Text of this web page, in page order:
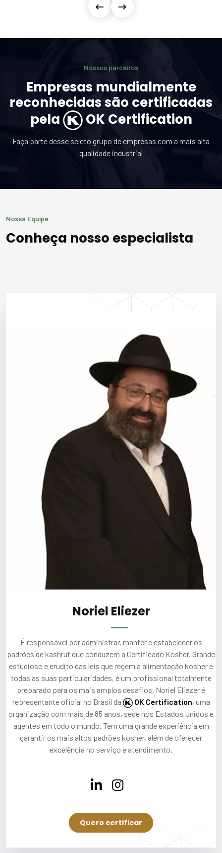
Nossos parceiros
Empresas mundialmente
reconhecidas são certificadas
pela
OK Certification
Faça parte desse seleto grupo de empresas com a mais alta
qualidade industrial
Nossa Equipe
Conheça nosso especialista
Noriel Eliezer
É responsável por administrar, manter e estabelecer os
padrões de kashrut que conduzem a Certificado Kosher. Grande
estudioso e erudito das leis que regem a alimentação kosher e
todas as suas particularidades, é um profissional totalmente
preparado para os mais amplos desafios. Noriel Eliezer é
representante oficial no Brasil da
OK Certification, uma
organização com mais de 85 anos, sede nos Estados Unidos e
agentes em todo o mundo. Tem uma grande experiência em
garantir os mais altos padrões kosher, além de oferecer
excelência no serviço e atendimento.
Quero certificar